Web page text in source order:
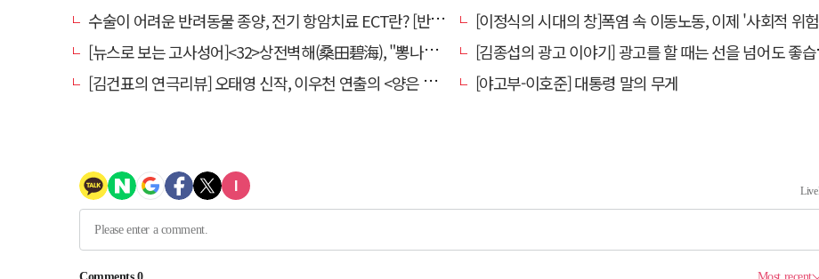
수술이 어려운 반려동물 종양, 전기 항암치료 ECT란? [반려동물 건강톡톡]
[이정식의 시대의 창]폭염 속 이동노동, 이제 '사회적 위험 관리'로 전환할 때
[뉴스로 보는 고사성어]<32>상전벽해(桑田碧海), "뽕나무밭이 푸른 바다가 되었다."
[김종섭의 광고 이야기] 광고를 할 때는 선을 넘어도 좋습니다.
[김건표의 연극리뷰] 오태영 신작, 이우천 연출의 <양은 양순하다>"국민을 온순한 양으로 길들이는 전체주의적 정치의 알레고리"
[야고부-이호준] 대통령 말의 무게